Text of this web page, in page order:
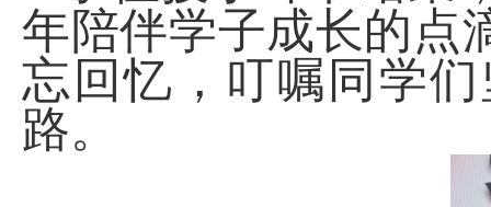
年陪伴学子成长的点
忘回忆，叮嘱同学
路。